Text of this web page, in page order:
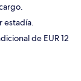
estadía.
de EUR 12